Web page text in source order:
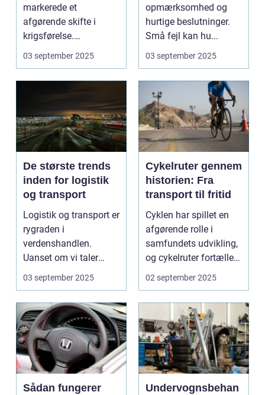
markerede et
afgørende skifte i
krigsførelse.
Industrialiser...
03 september 2025
opmærksomhed og
hurtige beslutninger.
Små fejl kan hu...
03 september 2025
De største trends
inden for logistik
og transport
Logistik og transport er
rygraden i
verdenshandlen.
Uanset om vi taler
dagligvarer til
supermarkedet...
03 september 2025
Cykelruter gennem
historien: Fra
transport til fritid
Cyklen har spillet en
afgørende rolle i
samfundets udvikling,
og cykelruter fortæller
e...
02 september 2025
Sådan fungerer
Undervognsbehan